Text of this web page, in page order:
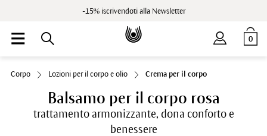
-15% iscrivendoti alla Newsletter
0
Corpo Lozioni per il corpo e olio Crema per il corpo
Balsamo per il corpo rosa
trattamento armonizzante, dona conforto e
benessere